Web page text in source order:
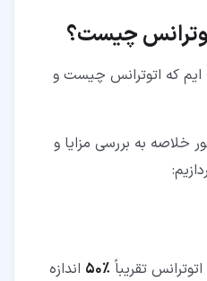
چیست؟
ایم که اتوترانس چیست و
خلاصه به بررسی مزایا و
اتوترانس تقریباً ٪50 اندازه